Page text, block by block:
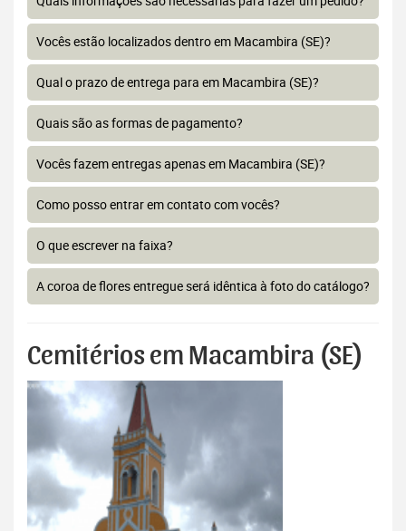
Vocês estão localizados dentro em Macambira (SE)?
Qual o prazo de entrega para em Macambira (SE)?
Quais são as formas de pagamento?
Vocês fazem entregas apenas em Macambira (SE)?
Como posso entrar em contato com vocês?
O que escrever na faixa?
A coroa de flores entregue será idêntica à foto do catálogo?
Cemitérios em Macambira (SE)